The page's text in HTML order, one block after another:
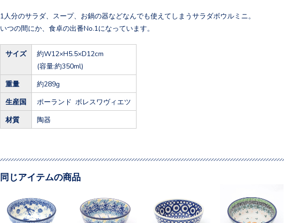
1人分のサラダ、スープ、お鍋の器などなんでも使えてしまうサラダボウルミニ。
いつの間にか、食卓の出番No.1になっています。
サイズ
約W12×H5.5×D12cm
(容量:約350ml)
重量 約289g
生産国 ポーランド ボレスワヴィエツ
材質 陶器
同じアイテムの商品